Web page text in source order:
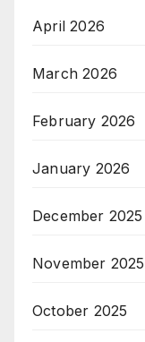
April 2026
March 2026
February 2026
January 2026
December 2025
November 2025
October 2025